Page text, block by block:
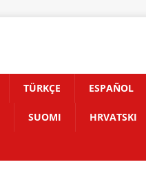
TÜRKÇE ESPAÑOL
SUOMI HRVATSKI